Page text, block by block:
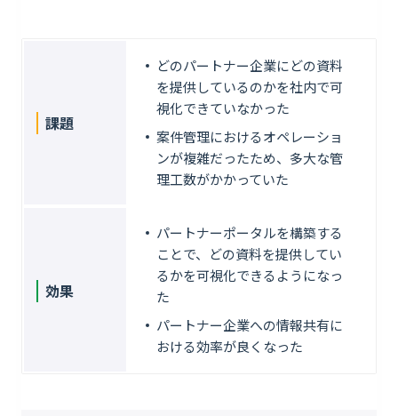
課題
どのパートナー企業にどの資料
を提供しているのかを社内で可
視化できていなかった
案件管理におけるオペレーショ
ンが複雑だったため、多大な管
理工数がかかっていた
効果
パートナーポータルを構築する
ことで、どの資料を提供してい
るかを可視化できるようになっ
た
パートナー企業への情報共有に
おける効率が良くなった